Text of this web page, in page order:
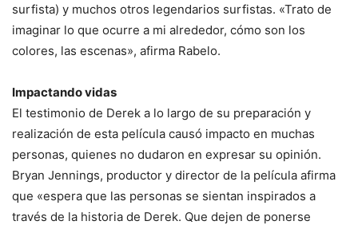
surfista) y muchos otros legendarios surfistas. «Trato de
imaginar lo que ocurre a mi alrededor, cómo son los
colores, las escenas», afirma Rabelo.
Impactando vidas
El testimonio de Derek a lo largo de su preparación y
realización de esta película causó impacto en muchas
personas, quienes no dudaron en expresar su opinión.
Bryan Jennings, productor y director de la película afirma
que «espera que las personas se sientan inspirados a
través de la historia de Derek. Que dejen de ponerse